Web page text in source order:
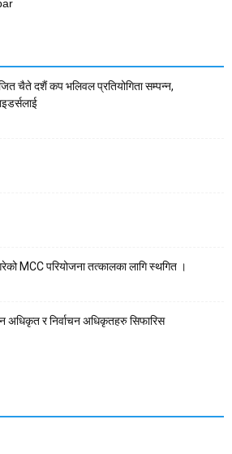
चैते दशैं कप भलिवल प्रतियोगिता सम्पन्न,
MCC परियोजना तत्कालका लागि स्थगित ।
अधिकृत र निर्वाचन अधिकृतहरु सिफारिस